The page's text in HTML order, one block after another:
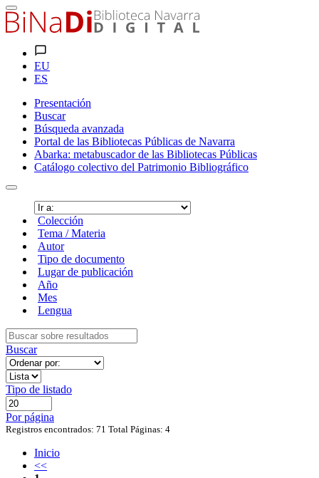
EU
ES
Presentación
Buscar
Búsqueda avanzada
Portal de las Bibliotecas Públicas de Navarra
Abarka: metabuscador de las Bibliotecas Públicas
Catálogo colectivo del Patrimonio Bibliográfico
Colección
Tema / Materia
Autor
Tipo de documento
Lugar de publicación
Año
Mes
Lengua
Buscar
Tipo de listado
Por página
Registros encontrados: 71 Total Páginas: 4
Inicio
<<